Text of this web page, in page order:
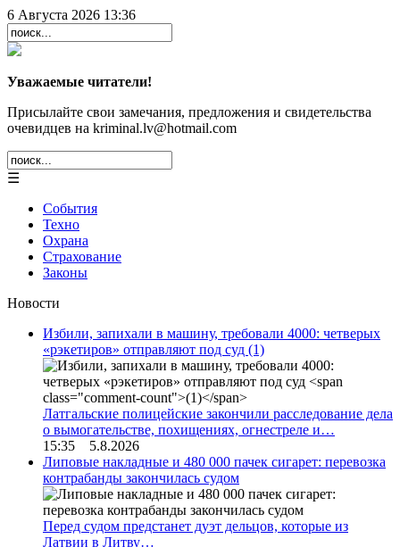
6 Августа 2026 13:36
Уважаемые читатели!
Присылайте свои замечания, предложения и свидетельства
очевидцев на kriminal.lv@hotmail.com
☰
События
Техно
Охрана
Страхование
Законы
Новости
Избили, запихали в машину, требовали 4000: четверых
«рэкетиров» отправляют под суд (1)
Латгальские полицейские закончили расследование дела
о вымогательстве, похищениях, огнестреле и…
15:35 5.8.2026
Липовые накладные и 480 000 пачек сигарет: перевозка
контрабанды закончилась судом
Перед судом предстанет дуэт дельцов, которые из
Латвии в Литву…